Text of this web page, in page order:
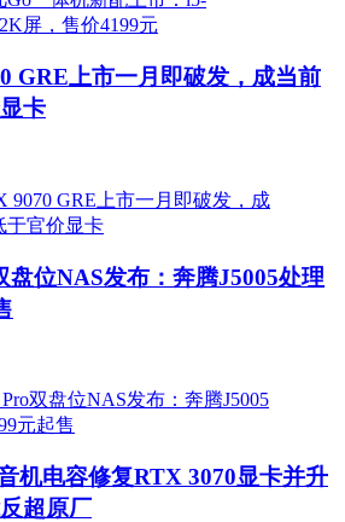
GRE上市一月即破发，成当前
卡
盘位NAS发布：奔腾J5005处理
机电容修复RTX 3070显卡并升
超原厂